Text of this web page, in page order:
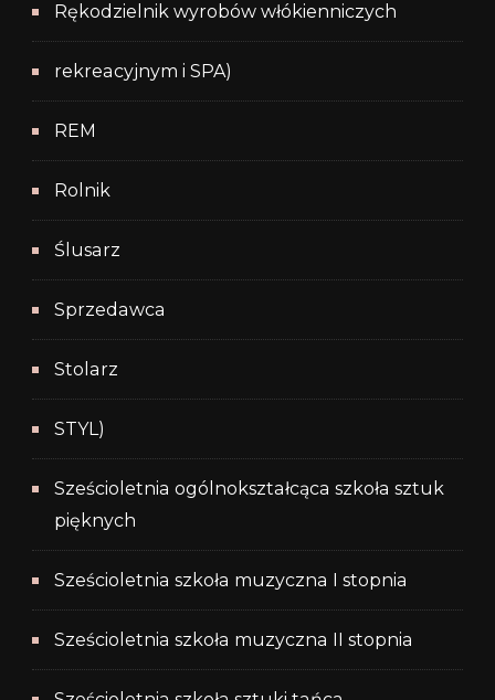
Rękodzielnik wyrobów włókienniczych
rekreacyjnym i SPA)
REM
Rolnik
Ślusarz
Sprzedawca
Stolarz
STYL)
Sześcioletnia ogólnokształcąca szkoła sztuk
pięknych
Sześcioletnia szkoła muzyczna I stopnia
Sześcioletnia szkoła muzyczna II stopnia